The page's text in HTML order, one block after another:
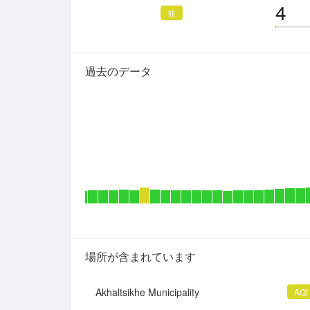
並 4
過去のデータ
場所が含まれています
Akhaltsikhe Municipality